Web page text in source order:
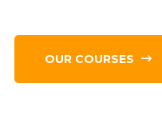
OUR COURSES